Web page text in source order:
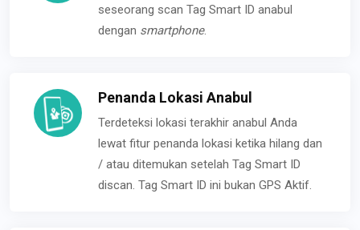
seseorang scan Tag Smart ID anabul
dengan smartphone.
Penanda Lokasi Anabul
Terdeteksi lokasi terakhir anabul Anda
lewat fitur penanda lokasi ketika hilang dan
/ atau ditemukan setelah Tag Smart ID
discan. Tag Smart ID ini bukan GPS Aktif.